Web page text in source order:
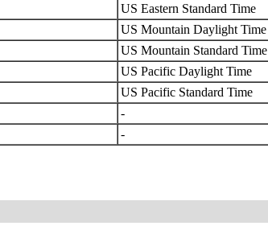
US Eastern Standard Time
US Mountain Daylight Time
US Mountain Standard Time
US Pacific Daylight Time
US Pacific Standard Time
-
-